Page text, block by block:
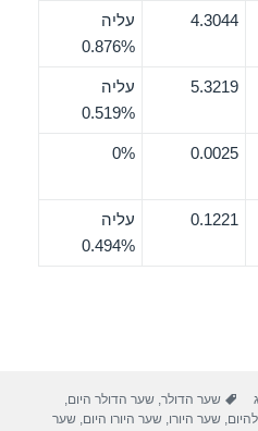
4.3044
עליה
0.876%
5.3219
עליה
0.519%
0.0025
0%
0.1221
עליה
0.494%
תגיות
שער הדולר,שער הדולר היום,
,שער היורו,שער היורו היום,שער